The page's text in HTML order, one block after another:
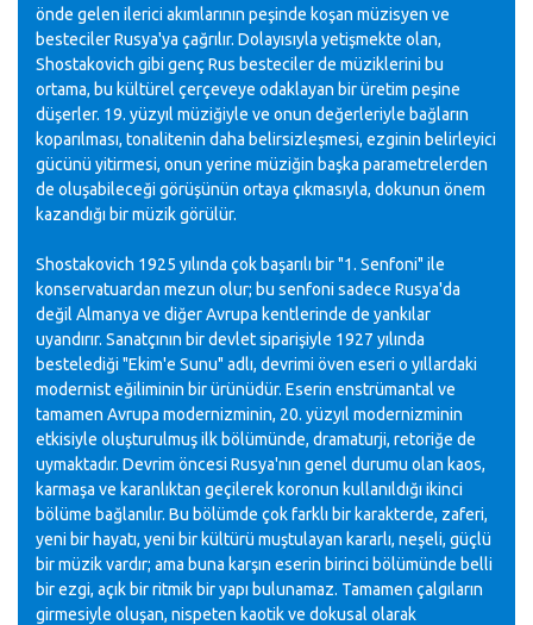
önde gelen ilerici akımlarının peşinde koşan müzisyen ve
besteciler Rusya'ya çağrılır. Dolayısıyla yetişmekte olan,
Shostakovich gibi genç Rus besteciler de müziklerini bu
ortama, bu kültürel çerçeveye odaklayan bir üretim peşine
düşerler. 19. yüzyıl müziğiyle ve onun değerleriyle bağların
koparılması, tonalitenin daha belirsizleşmesi, ezginin belirleyici
gücünü yitirmesi, onun yerine müziğin başka parametrelerden
de oluşabileceği görüşünün ortaya çıkmasıyla, dokunun önem
kazandığı bir müzik görülür.
Shostakovich 1925 yılında çok başarılı bir "1. Senfoni" ile
konservatuardan mezun olur; bu senfoni sadece Rusya'da
değil Almanya ve diğer Avrupa kentlerinde de yankılar
uyandırır. Sanatçının bir devlet siparişiyle 1927 yılında
bestelediği "Ekim'e Sunu" adlı, devrimi öven eseri o yıllardaki
modernist eğiliminin bir ürünüdür. Eserin enstrümantal ve
tamamen Avrupa modernizminin, 20. yüzyıl modernizminin
etkisiyle oluşturulmuş ilk bölümünde, dramaturji, retoriğe de
uymaktadır. Devrim öncesi Rusya'nın genel durumu olan kaos,
karmaşa ve karanlıktan geçilerek koronun kullanıldığı ikinci
bölüme bağlanılır. Bu bölümde çok farklı bir karakterde, zaferi,
yeni bir hayatı, yeni bir kültürü muştulayan kararlı, neşeli, güçlü
bir müzik vardır; ama buna karşın eserin birinci bölümünde belli
bir ezgi, açık bir ritmik bir yapı bulunamaz. Tamamen çalgıların
girmesiyle oluşan, nispeten kaotik ve dokusal olarak